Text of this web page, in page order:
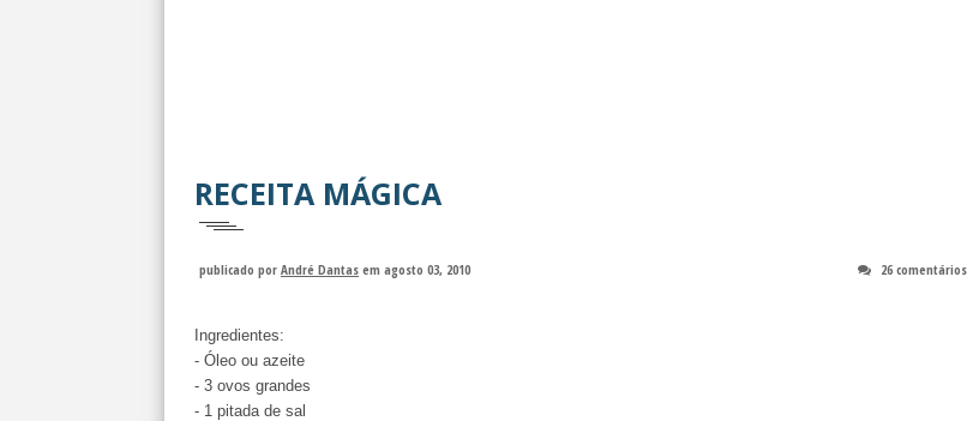
RECEITA MÁGICA
publicado por André Dantas em agosto 03, 2010 26 comentários
Ingredientes:
- Óleo ou azeite
- 3 ovos grandes
- 1 pitada de sal